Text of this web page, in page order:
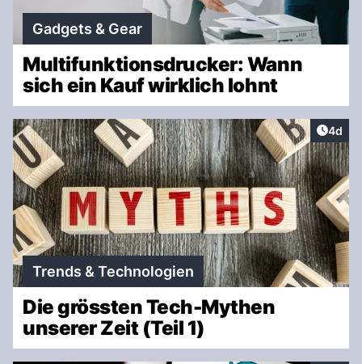
Gadgets & Gear
Multifunktionsdrucker: Wann
sich ein Kauf wirklich lohnt
4d
Trends & Technologien
Die grössten Tech-Mythen
unserer Zeit (Teil 1)